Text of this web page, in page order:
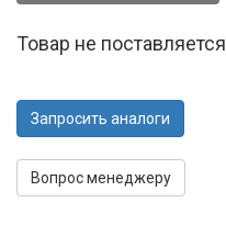
Товар не поставляется
Запросить аналоги
Вопрос менеджеру